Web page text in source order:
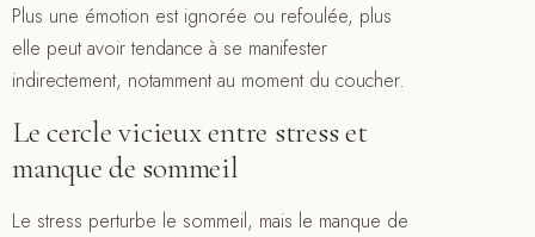
Plus une émotion est ignorée ou refoulée, plus
elle peut avoir tendance à se manifester
indirectement, notamment au moment du coucher.
Le cercle vicieux entre stress et
manque de sommeil
Le stress perturbe le sommeil, mais le manque de